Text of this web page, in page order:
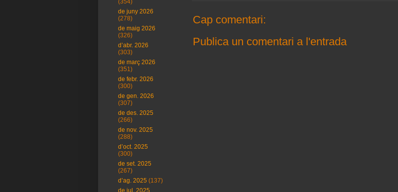
Cap comentari:
Publica un comentari a l'entrada
(354)
de juny 2026
(278)
de maig 2026
(326)
d’abr. 2026
(303)
de març 2026
(351)
de febr. 2026
(300)
de gen. 2026
(307)
de des. 2025
(266)
de nov. 2025
(288)
d’oct. 2025
(300)
de set. 2025
(267)
d’ag. 2025 (137)
de jul. 2025